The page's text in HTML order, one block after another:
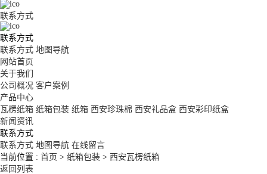
联系方式
联系方式
联系方式 地图导航
网站首页
关于我们
公司概况 客户案例
产品中心
瓦楞纸箱 纸箱包装 纸箱 西安珍珠棉 西安礼品盒 西安彩印纸盒
新闻资讯
联系方式
联系方式 地图导航 在线留言
当前位置 : 首页 > 纸箱包装 > 西安瓦楞纸箱
返回列表